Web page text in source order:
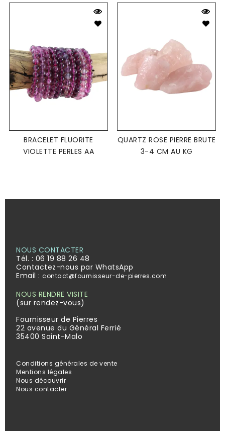
BRACELET FLUORITE
VIOLETTE PERLES AA
QUARTZ ROSE PIERRE BRUTE
3-4 CM AU KG
NOUS CONTACTER
Tél. : 06 19 88 26 48
Contactez-nous par WhatsApp
Email : contact@fournisseur-de-pierres.com
NOUS RENDRE VISITE
(sur rendez-vous)
Fournisseur de Pierres
22 avenue du Général Ferrié
35400 Saint-Malo
Conditions générales de vente
Mentions légales
Nous découvrir
Nous contacter